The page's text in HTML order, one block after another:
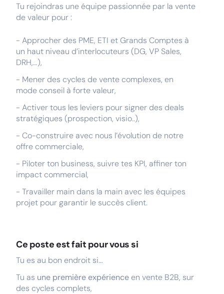
Tu rejoindras une équipe passionnée par la vente
de valeur pour :
- Approcher des PME, ETI et Grands Comptes à
un haut niveau d’interlocuteurs (DG, VP Sales,
DRH,…),
- Mener des cycles de vente complexes, en
mode conseil à forte valeur,
- Activer tous les leviers pour signer des deals
stratégiques (prospection, visio..),
- Co-construire avec nous l’évolution de notre
offre commerciale,
- Piloter ton business, suivre tes KPI, affiner ton
impact commercial,
- Travailler main dans la main avec les équipes
projet pour garantir le succès client.
Ce poste est fait pour vous si
Tu es au bon endroit si…
Tu as une première expérience en vente B2B, sur
des cycles complets,